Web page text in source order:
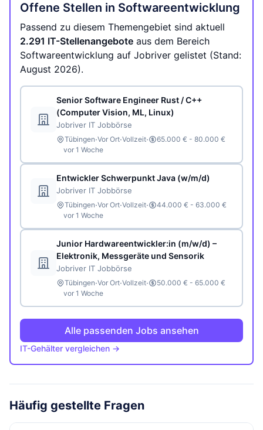
Offene Stellen in Softwareentwicklung
Passend zu diesem Themengebiet sind aktuell
2.291 IT-Stellenangebote aus dem Bereich
Softwareentwicklung auf Jobriver gelistet (Stand:
August 2026).
Senior Software Engineer Rust / C++
(Computer Vision, ML, Linux)
Jobriver IT Jobbörse
Tübingen·Vor Ort·Vollzeit·
65.000 € - 80.000 €
vor 1 Woche
Entwickler Schwerpunkt Java (w/m/d)
Jobriver IT Jobbörse
Tübingen·Vor Ort·Vollzeit·
44.000 € - 63.000 €
vor 1 Woche
Junior Hardwareentwickler:in (m/w/d) –
Elektronik, Messgeräte und Sensorik
Jobriver IT Jobbörse
Tübingen·Vor Ort·Vollzeit·
50.000 € - 65.000 €
vor 1 Woche
Alle passenden Jobs ansehen
IT-Gehälter vergleichen →
Häufig gestellte Fragen